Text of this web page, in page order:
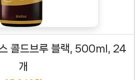
콜드브루 블랙, 500ml, 24
개